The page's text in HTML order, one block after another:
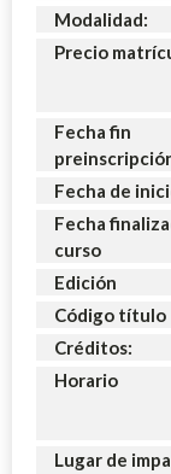
Modalidad:
Precio
Fecha fin
Fecha de
Fecha
curso
Edición
Código título
Créditos:
Horario
Lugar de